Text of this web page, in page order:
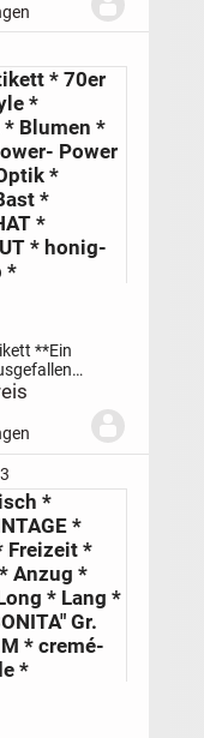
*
Power *
und
DESIGNER
* 70er
*
* Blumen *
Power
*
*
*
* honig-
*
**Ein
mais-
70er
Blumen *
Power
Sonnen...
*
*
Freizeit *
Anzug *
* Lang *
Gr.
* cremé-
*